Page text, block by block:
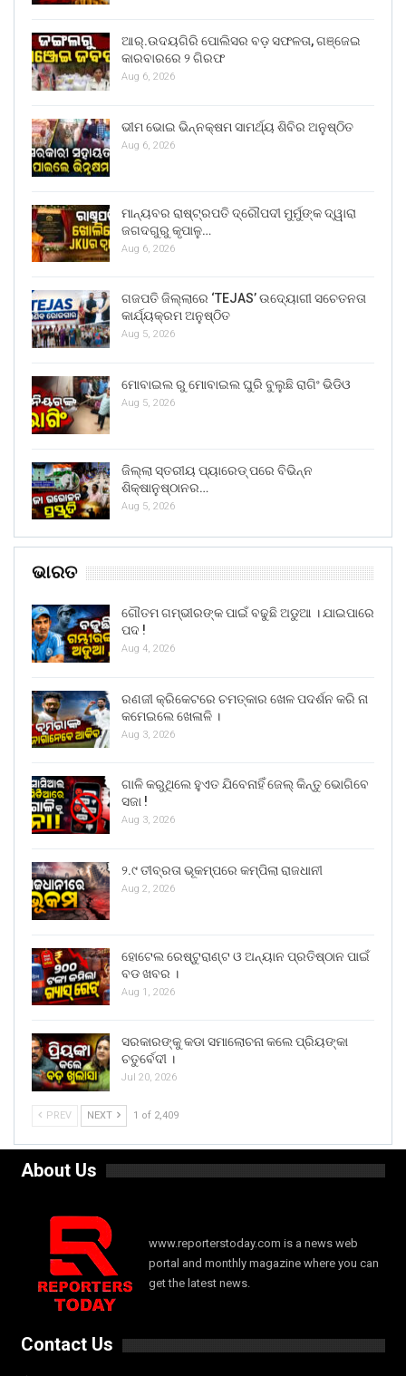
ଆର୍.ଉଦୟଗିରି ପୋଲିସର ବଡ଼ ସଫଳତା, ଗଞ୍ଜେଇ
କାରବାରରେ ୨ ଗିରଫ
Aug 6, 2026
ଭୀମ ଭୋଇ ଭିନ୍ନକ୍ଷମ ସାମର୍ଥ୍ୟ ଶିବିର ଅନୁଷ୍ଠିତ
Aug 6, 2026
ମାନ୍ୟବର ରାଷ୍ଟ୍ରପତି ଦ୍ରୌପଦୀ ମୁର୍ମୁଙ୍କ ଦ୍ୱାରା
ଜଗଦଗୁରୁ କୃପାଳୁ…
Aug 6, 2026
ଗଜପତି ଜିଲ୍ଲାରେ ‘TEJAS’ ଉଦ୍ୟୋଗୀ ସଚେତନତା
କାର୍ଯ୍ୟକ୍ରମ ଅନୁଷ୍ଠିତ
Aug 5, 2026
ମୋବାଇଲ ରୁ ମୋବାଇଲ ଘୁରି ବୁଲୁଛି ରାଗିଂ ଭିଡିଓ
Aug 5, 2026
ଜିଲ୍ଲା ସ୍ତରୀୟ ପ୍ୟାରେଡ୍ ପରେ ବିଭିନ୍ନ
ଶିକ୍ଷାନୁଷ୍ଠାନର…
Aug 5, 2026
ଭାରତ
ଗୌତମ ଗମ୍ଭୀରଙ୍କ ପାଇଁ ବଢୁଛି ଅଡୁଆ । ଯାଇପାରେ
ପଦ !
Aug 4, 2026
ରଣଜୀ କ୍ରିକେଟରେ ଚମତ୍କାର ଖେଳ ପଦର୍ଶନ କରି ନା
କମେଇଲେ ଖେଳାଳି ।
Aug 3, 2026
ଗାଳି କରୁଥିଲେ ହୁଏତ ଯିବେନାହିଁ ଜେଲ୍ କିନ୍ତୁ ଭୋଗିବେ
ସଜା !
Aug 3, 2026
୨.୯ ତୀବ୍ରତା ଭୂକମ୍ପରେ କମ୍ପିଲା ରାଜଧାନୀ
Aug 2, 2026
ହୋଟେଲ ରେଷ୍ଟୁରାଣ୍ଟ ଓ ଅନ୍ୟାନ ପ୍ରତିଷ୍ଠାନ ପାଇଁ
ବଡ ଖବର ।
Aug 1, 2026
ସରକାରଙ୍କୁ କଡା ସମାଲୋଚନା କଲେ ପ୍ରିୟଙ୍କା
ଚତୁର୍ବେଦୀ ।
Jul 20, 2026
PREV NEXT 1 of 2,409
About Us
www.reporterstoday.com is a news web
portal and monthly magazine where you can
get the latest news.
Contact Us